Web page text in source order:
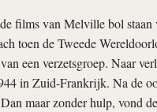
films van Melville bol
toen de Tweede
een verzetsgroep. Naar
in Zuid-Frankrijk. Na de
maar zonder hulp, vond